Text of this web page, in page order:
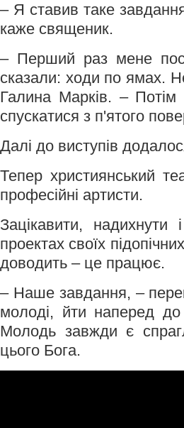
– Я ставив таке
каже священик.
– Перший раз мене
сказали: ходи по ямах.
Галина Марків. – Потім
спускатися з п'ятого
Далі до виступів
Тепер християнський
професійні артисти.
Зацікавити,
проектах своїх
доводить – це працює.
– Наше завдання, –
молоді, йти наперед
Молодь завжди є
цього Бога.